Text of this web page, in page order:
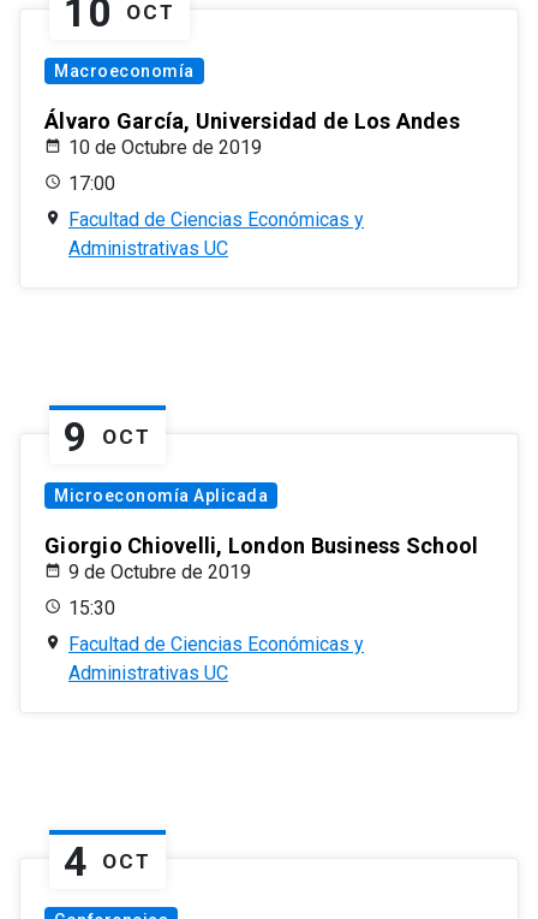
10 OCT
Macroeconomía
Álvaro García, Universidad de Los Andes
10 de Octubre de 2019
17:00
Facultad de Ciencias Económicas y
Administrativas UC
9 OCT
Microeconomía Aplicada
Giorgio Chiovelli, London Business School
9 de Octubre de 2019
15:30
Facultad de Ciencias Económicas y
Administrativas UC
4 OCT